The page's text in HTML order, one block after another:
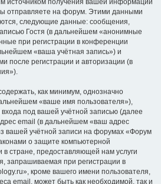
источником получения вашей информации
отправляете на форум. Этими данными
следующие данные: сообщения,
Гостя (в дальнейшем «анонимные
при регистрации в конференции
«ваша учётная запись») и
после регистрации и авторизации (в
как минимум, однозначно
«ваше имя пользователя»),
под вашей учётной записью (далее
email (в дальнейшем «ваш адрес
вашей учётной записи на форумах «Форум
о защите компьютерной
стране, предоставляющей нам услуги
запрашиваемая при регистрации в
кроме вашего имени пользователя,
email, может быть как необходимой, так и